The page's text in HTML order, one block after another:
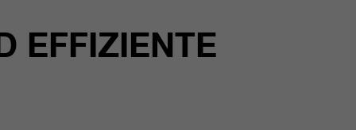
EFFIZIENTE